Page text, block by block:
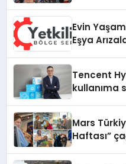
Evin
Eşya
Tencent
kullanıma
Mars
Haftası”